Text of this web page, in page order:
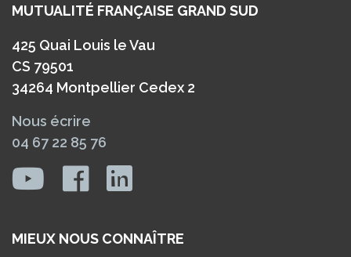
MUTUALITÉ FRANÇAISE GRAND SUD
425 Quai Louis le Vau
CS 79501
34264 Montpellier Cedex 2
Nous écrire
04 67 22 85 76
MIEUX NOUS CONNAÎTRE